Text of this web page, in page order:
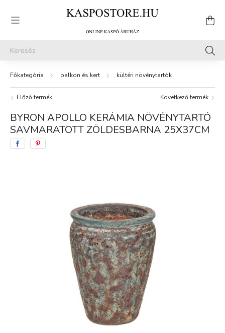
balkon és kert kültéri növénytartók
Előző termék Következő termék
BYRON APOLLO KERÁMIA NÖVÉNYTARTÓ
SAVMARATOTT ZÖLDESBARNA 25X37CM